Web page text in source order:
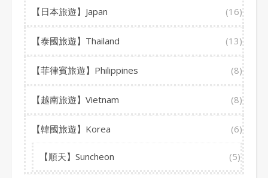
【日本旅遊】Japan (16)
【泰國旅遊】Thailand (13)
【菲律賓旅遊】Philippines (8)
【越南旅遊】Vietnam (8)
【韓國旅遊】Korea (6)
【順天】Suncheon (5)